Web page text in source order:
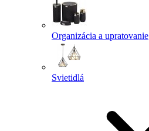
Organizácia a upratovanie
Svietidlá